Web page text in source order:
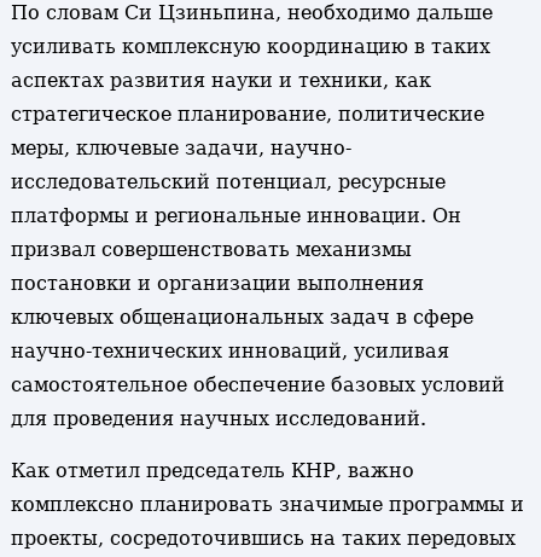
По словам Си Цзиньпина, необходимо дальше
усиливать комплексную координацию в таких
аспектах развития науки и техники, как
стратегическое планирование, политические
меры, ключевые задачи, научно-
исследовательский потенциал, ресурсные
платформы и региональные инновации. Он
призвал совершенствовать механизмы
постановки и организации выполнения
ключевых общенациональных задач в сфере
научно-технических инноваций, усиливая
самостоятельное обеспечение базовых условий
для проведения научных исследований.
Как отметил председатель КНР, важно
комплексно планировать значимые программы и
проекты, сосредоточившись на таких передовых